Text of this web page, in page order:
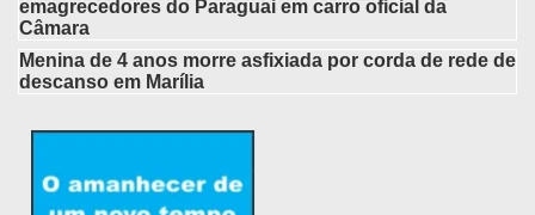
emagrecedores do Paraguai em carro oficial da
Câmara
Menina de 4 anos morre asfixiada por corda de rede de
descanso em Marília